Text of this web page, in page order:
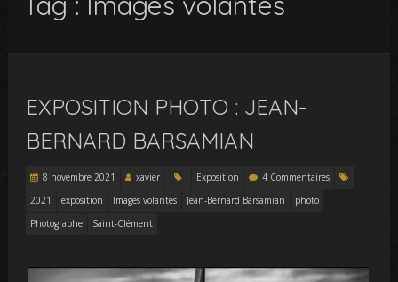
EXPOSITION PHOTO : JEAN-
BERNARD BARSAMIAN
8 novembre 2021 xavier Exposition
4 Commentaires
2021
exposition Images volantes Jean-Bernard Barsamian
photo
Photographe
Saint-Clément